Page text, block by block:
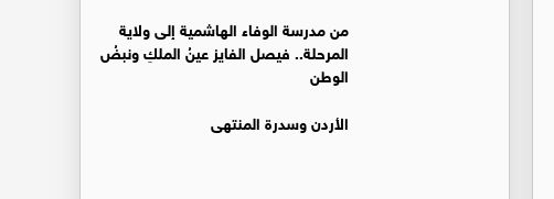
من مدرسة الوفاء الهاشمية إلى ولاية
المرحلة.. فيصل الفايز عينُ الملكِ ونبضُ
الوطن
الأردن وسدرة المنتهى